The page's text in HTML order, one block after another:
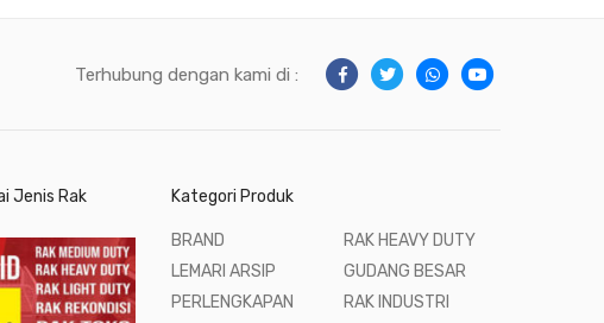
Terhubung dengan kami di :
Jenis Rak Kategori Produk
BRAND
LEMARI ARSIP
PERLENGKAPAN
RAK HEAVY DUTY
GUDANG BESAR
RAK INDUSTRI